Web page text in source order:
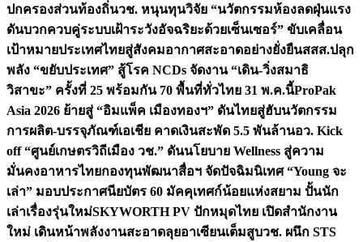
ปกครองส่วนท้องถิ่นวช. หนุนทุนวิจัย “นวัตกรรมห้องลดฝุ่นแรง
ดันบวกควบคู่ระบบเฝ้าระวังอัจฉริยะด้วยเซ็นเซอร์” ขับเคลื่อน
เป้าหมายประเทศไทยสู่สังคมอากาศสะอาดอย่างยั่งยืนสสส.ปลุก
พลัง “ขยับประเทศ” สู้โรค NCDs จัดงาน “เดิน-วิ่งสมาธิ
วิสาขะ” ครั้งที่ 25 พร้อมกัน 70 พื้นที่ทั่วไทย 31 พ.ค.นี้ProPak
Asia 2026 ย้ายสู่ “อิมแพ็ค เมืองทองฯ” ดันไทยสู่ฮับนวัตกรรม
การผลิต-บรรจุภัณฑ์เอเชีย คาดเงินสะพัด 5.5 พันล้านอว. Kick
off “ศูนย์เกษตรวิถีเมือง วช.” ดันนโยบาย Wellness สู่ความ
มั่นคงอาหารไทยกองทุนพัฒนาสื่อฯ จัดปัจฉิมนิเทศ “Young จะ
เล่า” มอบประกาศนียบัตร 60 มัคคุเทศก์น้อยแห่งสยาม ปั้นนัก
เล่าเรื่องรุ่นใหม่SKYWORTH PV ปักหมุดไทย เปิดสำนักงาน
ใหม่ เดินหน้าพลังงานสะอาดลุยอาเซียนเต็มสูบวช. ผนึก STS